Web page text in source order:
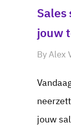
jouw
ByAlex
jouw